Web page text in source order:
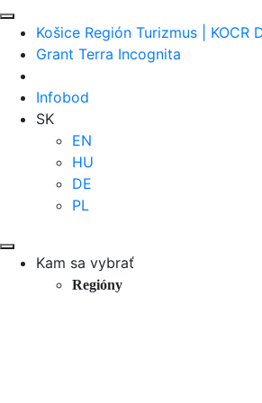
Košice Región Turizmus | KOCR
Grant Terra Incognita
Infobod
SK
EN
HU
DE
PL
Kam sa vybrať
Regióny